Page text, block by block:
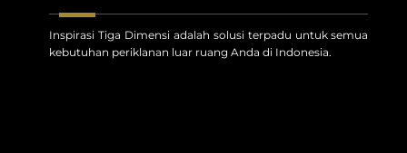
Inspirasi Tiga Dimensi adalah solusi terpadu untuk semua
kebutuhan periklanan luar ruang Anda di Indonesia.